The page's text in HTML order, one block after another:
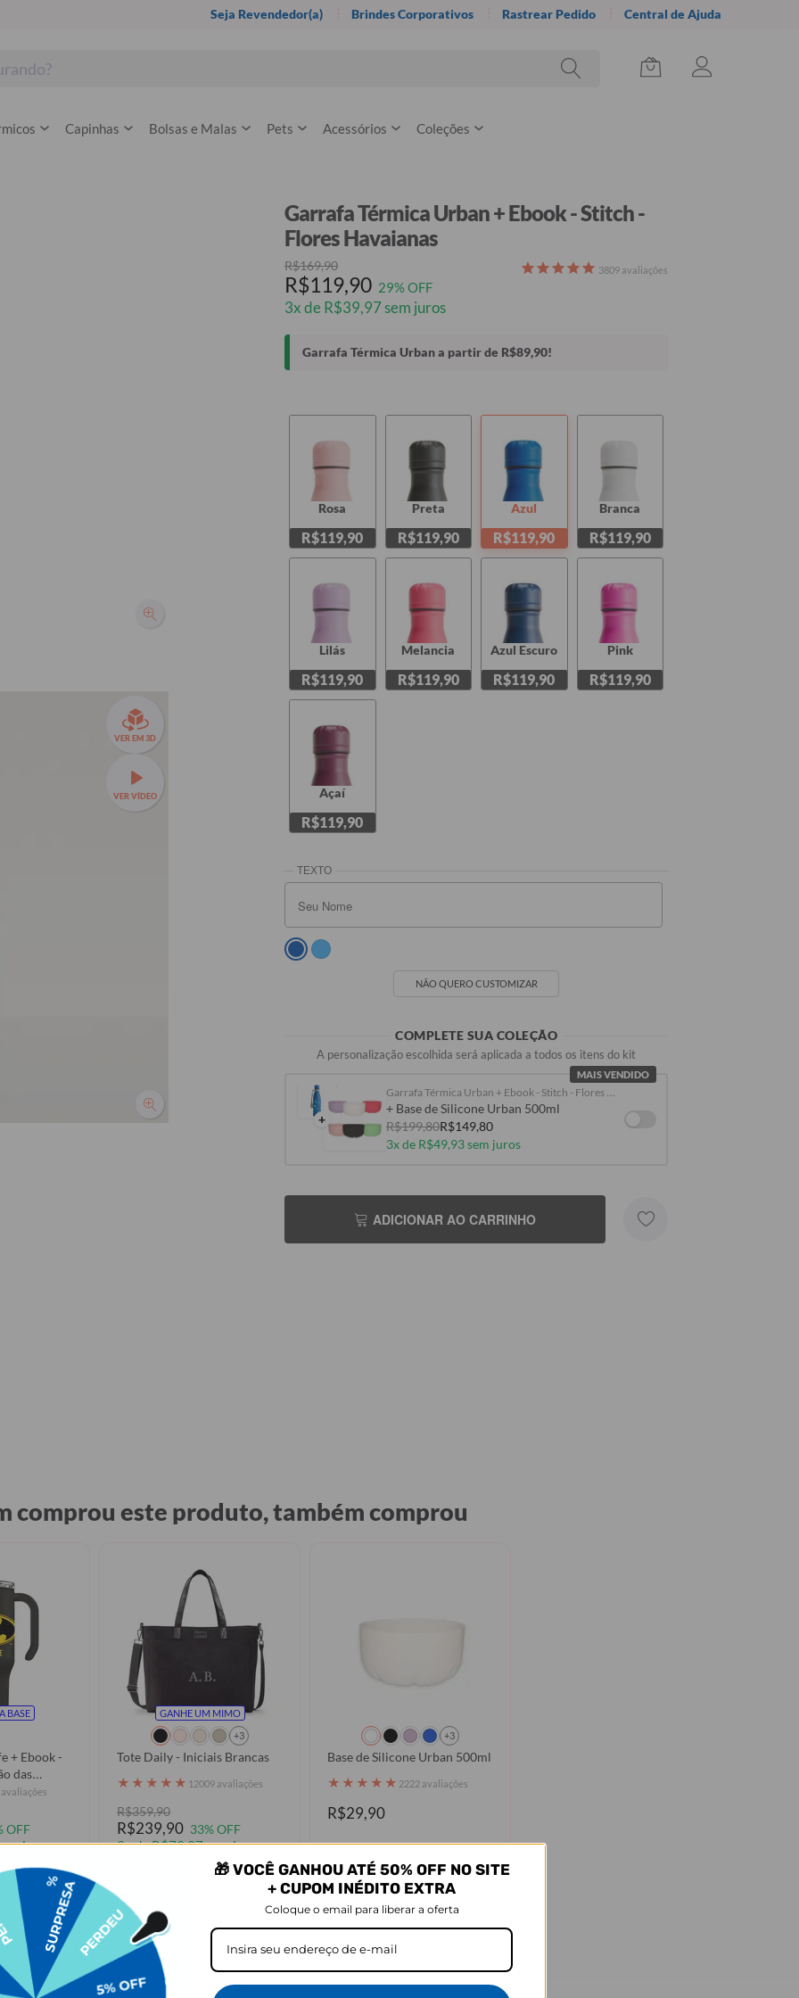
Seja Revendedor(a) Brindes Corporativos Rastrear Pedido Central de Ajuda
Capinhas Bolsas e Malas Pets Acessórios Coleções
VER EM 3D
VER VÍDEO
Garrafa Térmica Urban + Ebook - Stitch -
Flores Havaianas
R$169,90
R$119,90 29% OFF
3x de R$39,97 sem juros
3809 avaliações
Garrafa Térmica Urban a partir de R$89,90!
Rosa
R$119,90
Preta
R$119,90
Azul
R$119,90
Branca
R$119,90
Lilás
R$119,90
Melancia
R$119,90
Azul Escuro
R$119,90
Pink
R$119,90
Açaí
R$119,90
NÃO QUERO CUSTOMIZAR
COMPLETE SUA COLEÇÃO
A personalização escolhida será aplicada a todos os itens do kit
MAIS VENDIDO
+
Garrafa Térmica Urban + Ebook - Stitch - Flores Havaianas
+ Base de Silicone Urban 500ml
R$199,80R$149,80
3x de R$49,93 sem juros
ADICIONAR AO CARRINHO
comprou este produto, também comprou
BASE
+ Ebook -
das
OFF
juros
GANHE UM MIMO
+3
Tote Daily - Iniciais Brancas
★ ★ ★ ★ ★ 12009 avaliações
R$359,90
R$239,90 33% OFF
3x de R$79,97 sem juros
Comprar
+3
Base de Silicone Urban 500ml
★ ★ ★ ★ ★ 2222 avaliações
R$29,90
Comprar
🎁 VOCÊ GANHOU ATÉ 50% OFF NO SITE
+ CUPOM INÉDITO EXTRA
Coloque o email para liberar a oferta